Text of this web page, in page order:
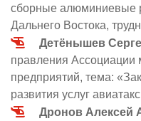
сборные алюминиевые
Дальнего Востока,
Детёнышев
правления
предприятий, тема:
развития услуг
Дронов Алексей